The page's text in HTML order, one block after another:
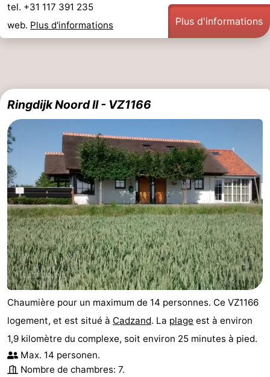
tel. +31 117 391 235
web. Plus d'informations Plus d'informations
Ringdijk Noord II - VZ1166
Chaumière pour un maximum de 14 personnes. Ce VZ1166
logement, et est situé à Cadzand. La plage est à environ
1,9 kilomètre du complexe, soit environ 25 minutes à pied.
Max. 14 personen.
Nombre de chambres: 7.